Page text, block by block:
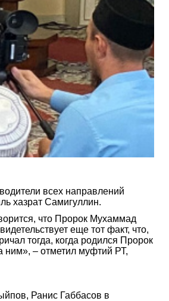
всех направлений
хазрат Самигуллин.
что Пророк Мухаммад
еще тот факт, что,
тогда, когда родился Пророк
ним», – отметил муфтий РТ,
Ранис Габбасов в